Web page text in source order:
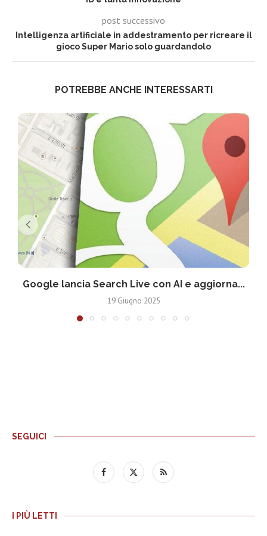
post successivo
Intelligenza artificiale in addestramento per ricreare il
gioco Super Mario solo guardandolo
POTREBBE ANCHE INTERESSARTI
Google lancia Search Live con AI e aggiorna...
19 Giugno 2025
SEGUICI
I PIÙ LETTI